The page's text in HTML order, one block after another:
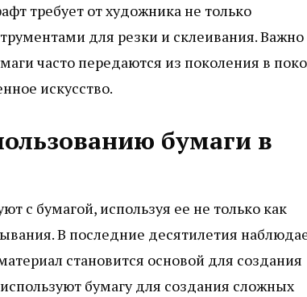
требует от художника не только
для резки и склеивания. Важно
часто передаются из поколения в
искусство.
бумаги в
с бумагой, используя ее не только как
В последние десятилетия
становится основой для создания
бумагу для создания сложных